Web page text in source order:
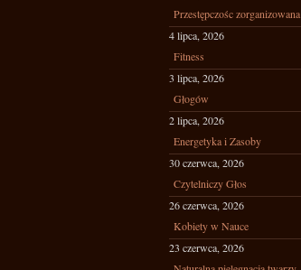
Przestępczośc zorganizowana
4 lipca, 2026
Fitness
3 lipca, 2026
Głogów
2 lipca, 2026
Energetyka i Zasoby
30 czerwca, 2026
Czytelniczy Głos
26 czerwca, 2026
Kobiety w Nauce
23 czerwca, 2026